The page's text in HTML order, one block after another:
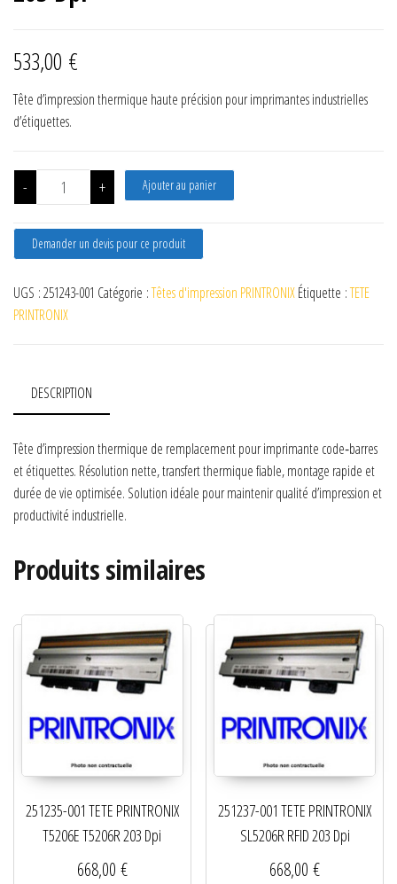
533,00 €
Tête d’impression thermique haute précision pour imprimantes industrielles
d’étiquettes.
- quantité de 251243-001 TETE PRINTRONIX T5204E 203 Dpi
+ Ajouter au panier
Demander un devis pour ce produit
UGS :251243-001 Catégorie :Têtes d'impression PRINTRONIXÉtiquette :TETE
PRINTRONIX
DESCRIPTION
Tête d’impression thermique de remplacement pour imprimante code‑barres
et étiquettes. Résolution nette, transfert thermique fiable, montage rapide et
durée de vie optimisée. Solution idéale pour maintenir qualité d’impression et
productivité industrielle.
Produits similaires
251235-001 TETE PRINTRONIX
T5206E T5206R 203 Dpi
668,00 €
251237-001 TETE PRINTRONIX
SL5206R RFID 203 Dpi
668,00€